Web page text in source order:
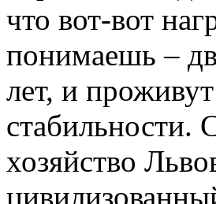
что вот-вот
понимаешь –
лет, и
стабильности.
хозяйство